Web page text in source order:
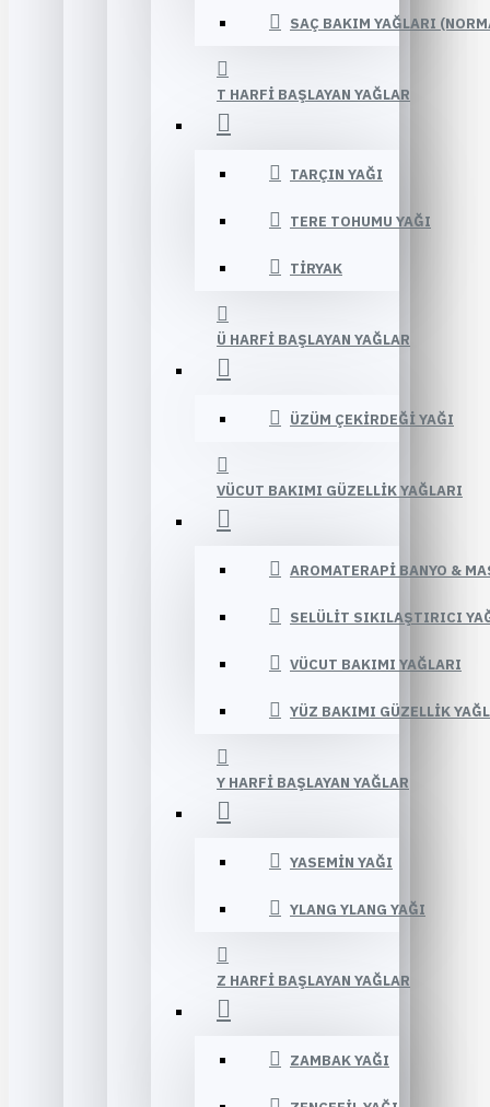
SAÇ BAKIM YAĞLARI
T HARFI BAŞLAYAN YAĞLAR
TARÇIN YAĞI
TERE TOHUMU YAĞI
TIRYAK
Ü HARFI BAŞLAYAN YAĞLAR
ÜZÜM ÇEKIRDEĞI YAĞI
VÜCUT BAKIMI GÜZELLIK YAĞLARI
AROMATERAPI BANYO &
SELÜLIT SIKILAŞTIRICI
VÜCUT BAKIMI YAĞLARI
YÜZ BAKIMI GÜZELLIK
Y HARFI BAŞLAYAN YAĞLAR
YASEMIN YAĞI
YLANG YLANG YAĞI
Z HARFI BAŞLAYAN YAĞLAR
ZAMBAK YAĞI